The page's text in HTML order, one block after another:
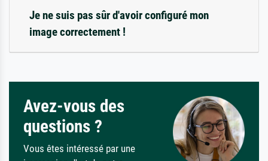
Je ne suis pas sûr d'avoir configuré mon
image correctement !
Avez-vous des
questions ?
Vous êtes intéressé par une